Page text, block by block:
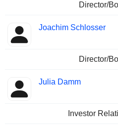
Director/
Joachim Schlosser
Director/
Julia Damm
Investor